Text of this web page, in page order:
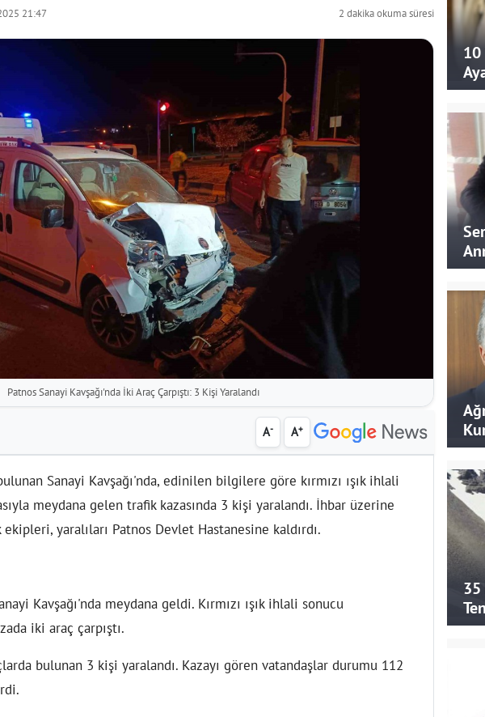
21:47 2 dakika okuma süresi
Patnos Sanayi Kavşağı'nda İki Araç Çarpıştı: 3 Kişi Yaralandı
A- A+
Sanayi Kavşağı'nda, edinilen bilgilere göre kırmızı ışık ihlali
meydana gelen trafik kazasında 3 kişi yaralandı. İhbar üzerine
yaralıları Patnos Devlet Hastanesine kaldırdı.
Kavşağı'nda meydana geldi. Kırmızı ışık ihlali sonucu
iki araç çarpıştı.
bulunan 3 kişi yaralandı. Kazayı gören vatandaşlar durumu 112
10